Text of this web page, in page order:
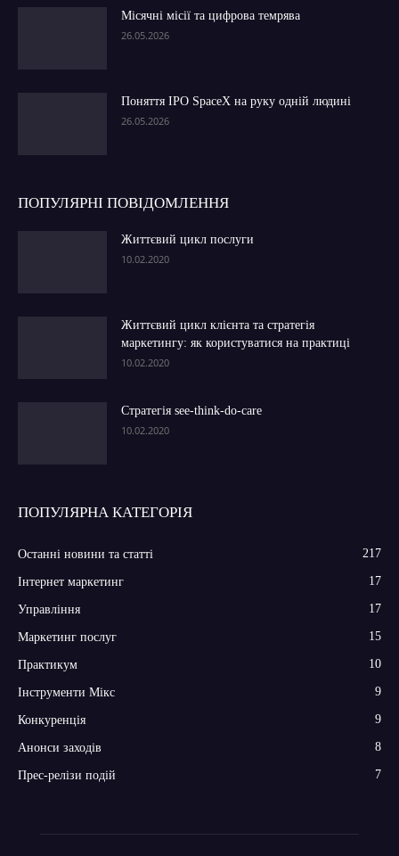
Місячні місії та цифрова темрява
26.05.2026
Поняття IPO SpaceX на руку одній людині
26.05.2026
ПОПУЛЯРНІ ПОВІДОМЛЕННЯ
Життєвий цикл послуги
10.02.2020
Життєвий цикл клієнта та стратегія
маркетингу: як користуватися на практиці
10.02.2020
Стратегія see-think-do-care
10.02.2020
ПОПУЛЯРНА КАТЕГОРІЯ
Останні новини та статті 217
Інтернет маркетинг 17
Управління 17
Маркетинг послуг 15
Практикум 10
Інструменти Мікс 9
Конкуренція 9
Анонси заходів 8
Прес-релізи подій 7